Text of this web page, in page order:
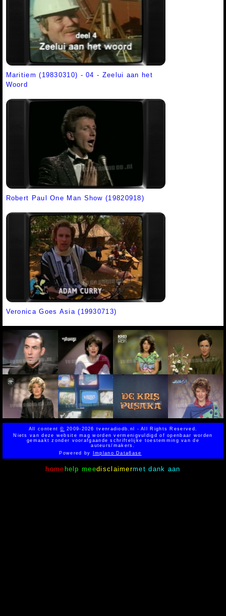
Maritiem (19830310) - 04 - Zeelui aan het
Woord
Robert Paul One Man Show (19820918)
Veronica Goes Asia (19930713)
All content© 2009-2026 tvenradiodb.nl - All Rights Reserved.
Niets van deze website mag worden vermenigvuldigd of openbaar worden
gemaakt zonder voorafgaande schriftelijke toestemming van de
auteurs/makers.
Powered byImplano Data6ase
homehelp meedisclaimermet dank aan